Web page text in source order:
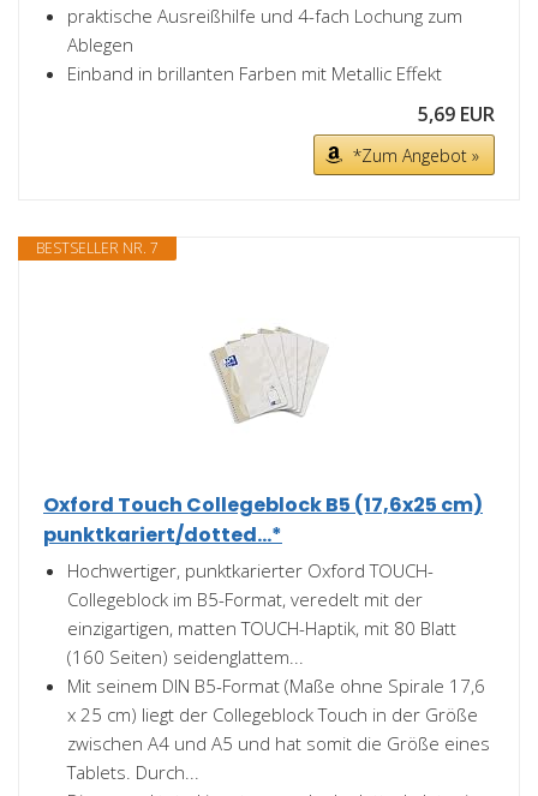
praktische Ausreißhilfe und 4-fach Lochung zum
Ablegen
Einband in brillanten Farben mit Metallic Effekt
5,69 EUR
*Zum Angebot »
BESTSELLER NR. 7
Oxford Touch Collegeblock B5 (17,6x25 cm)
punktkariert/dotted...*
Hochwertiger, punktkarierter Oxford TOUCH-
Collegeblock im B5-Format, veredelt mit der
einzigartigen, matten TOUCH-Haptik, mit 80 Blatt
(160 Seiten) seidenglattem...
Mit seinem DIN B5-Format (Maße ohne Spirale 17,6
x 25 cm) liegt der Collegeblock Touch in der Größe
zwischen A4 und A5 und hat somit die Größe eines
Tablets. Durch...